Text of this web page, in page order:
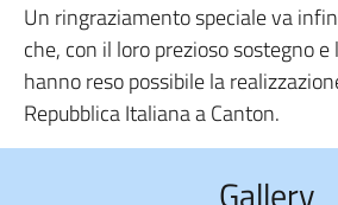
Un ringraziamento speciale va
che, con il loro prezioso sostegno
hanno reso possibile la
Repubblica Italiana a Canton.